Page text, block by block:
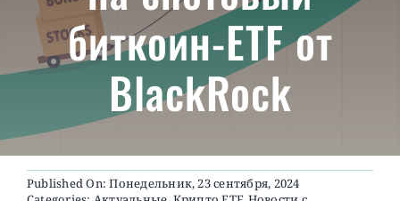
ТЕМАТИЧЕСКИЕ ETF
АКТУАЛЬНЫЕ
О ПРОЕКТЕ
биткоин-ETF от
BlackRock
Published On: Понедельник, 23 сентября, 2024